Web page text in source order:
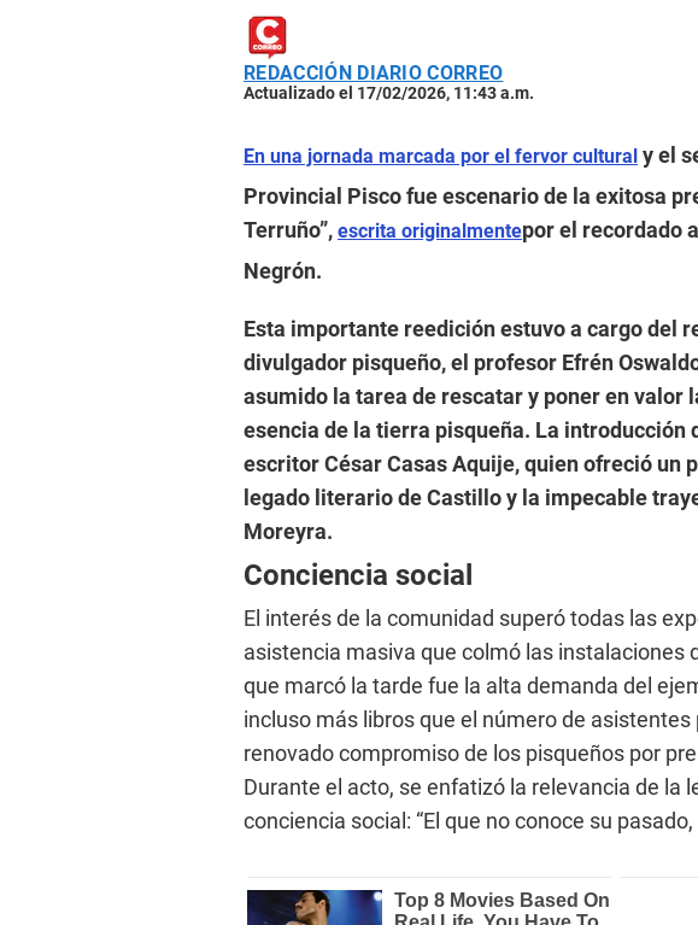
REDACCIÓN DIARIO CORREO
Actualizado el 17/02/2026, 11:43 a.m.
En una jornada marcada por el fervor cultural y el
Provincial Pisco fue escenario de la exitosa
Terruño”, escrita originalmentepor el recordado
Negrón.
Esta importante reedición estuvo a cargo del
divulgador pisqueño, el profesor Efrén
asumido la tarea de rescatar y poner en valor
esencia de la tierra pisqueña. La introducción
escritor César Casas Aquije, quien ofreció un
legado literario de Castillo y la impecable
Moreyra.
Conciencia social
El interés de la comunidad superó todas las
asistencia masiva que colmó las instalaciones
que marcó la tarde fue la alta demanda del
incluso más libros que el número de
renovado compromiso de los pisqueños por
Durante el acto, se enfatizó la relevancia de la
conciencia social: “El que no conoce su